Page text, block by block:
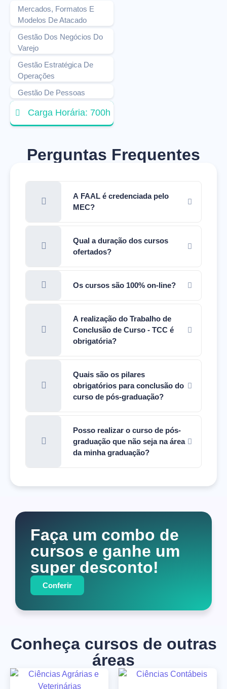
Mercados, Formatos E
Modelos De Atacado
Gestão Dos Negócios Do
Varejo
Gestão Estratégica De
Operações
Gestão De Pessoas
Carga Horária: 700h
Perguntas Frequentes
A FAAL é credenciada pelo
MEC?
Qual a duração dos cursos
ofertados?
Os cursos são 100% on-line?
A realização do Trabalho de
Conclusão de Curso - TCC é
obrigatória?
Quais são os pilares
obrigatórios para conclusão do
curso de pós-graduação?
Posso realizar o curso de pós-
graduação que não seja na área
da minha graduação?
Faça um combo de
cursos e ganhe um
super desconto!
Conferir
Conheça cursos de outras
áreas